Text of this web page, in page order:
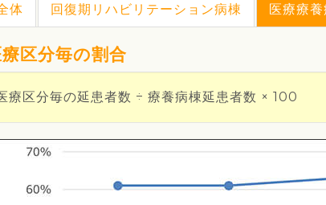
体 回復期リハビリテーション病棟 医療療養
療区分毎の割合
療区分毎の延患者数 ÷ 療養病棟延患者数 × 100